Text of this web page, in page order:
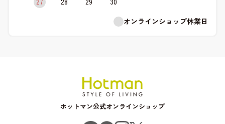
オンラインショップ休業日
ホットマン公式オンラインショップ